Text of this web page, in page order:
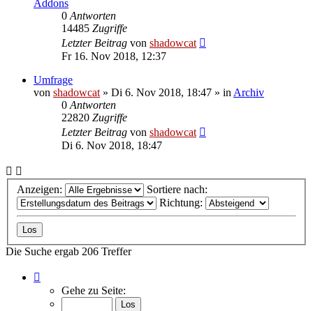
Addons
0 Antworten
14485 Zugriffe
Letzter Beitrag von shadowcat
Fr 16. Nov 2018, 12:37
Umfrage
von shadowcat » Di 6. Nov 2018, 18:47 » in Archiv
0 Antworten
22820 Zugriffe
Letzter Beitrag von shadowcat
Di 6. Nov 2018, 18:47
Anzeigen:
Sortiere nach:
Richtung:
Die Suche ergab 206 Treffer
von
Gehe zu Seite: